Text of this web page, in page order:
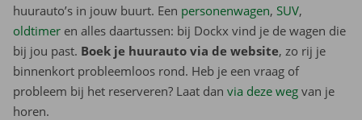
huurauto’s in jouw buurt. Een personenwagen, SUV,
oldtimer en alles daartussen: bij Dockx vind je de wagen die
bij jou past. Boek je huurauto via de website, zo rij je
binnenkort probleemloos rond. Heb je een vraag of
probleem bij het reserveren? Laat dan via deze weg van je
horen.